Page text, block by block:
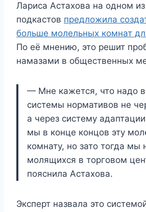
Лариса Астахова на одном из
подкастов предложила
больше молельных комнат
По её мнению, это решит
намазами в общественных
— Мне кажется, что надо
системы нормативов не
а через систему
мы в конце концов эту
комнату, но зато тогда мы
молящихся в торговом
пояснила Астахова.
Эксперт назвала это